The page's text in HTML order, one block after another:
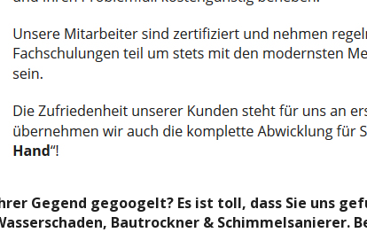
Gegend gegoogelt? Es ist toll, dass Sie uns
Bautrockner & Schimmelsanierer.